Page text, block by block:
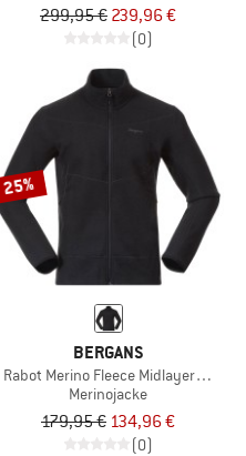
299,95 € 239,96 €
(0)
25%
BERGANS
Rabot Merino Fleece Midlayer Jacket
Merinojacke
179,95 € 134,96 €
(0)